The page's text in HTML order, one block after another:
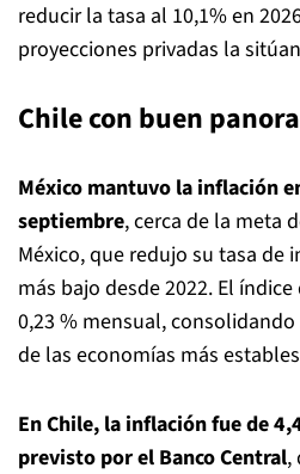
reducir la tasa al 10,1% en
proyecciones privadas la
Chile con buen
México mantuvo la inflación
septiembre, cerca de la meta
México, que redujo su tasa de
más bajo desde 2022. El
0,23 % mensual,
de las economías más
En Chile, la inflación fue de
previsto por el Banco Central,